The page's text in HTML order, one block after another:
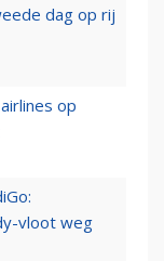
dag op rij
op
vloot weg